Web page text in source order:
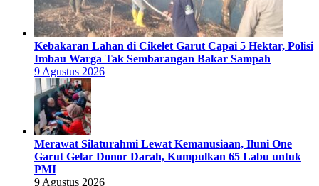
Kebakaran Lahan di Cikelet Garut Capai 5 Hektar, Polisi
Imbau Warga Tak Sembarangan Bakar Sampah
9 Agustus 2026
Merawat Silaturahmi Lewat Kemanusiaan, Iluni One
Garut Gelar Donor Darah, Kumpulkan 65 Labu untuk
PMI
9 Agustus 2026